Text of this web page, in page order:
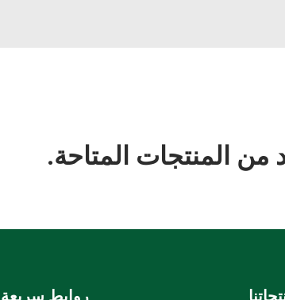
المنتجات المتاحة.
روابط سريعة